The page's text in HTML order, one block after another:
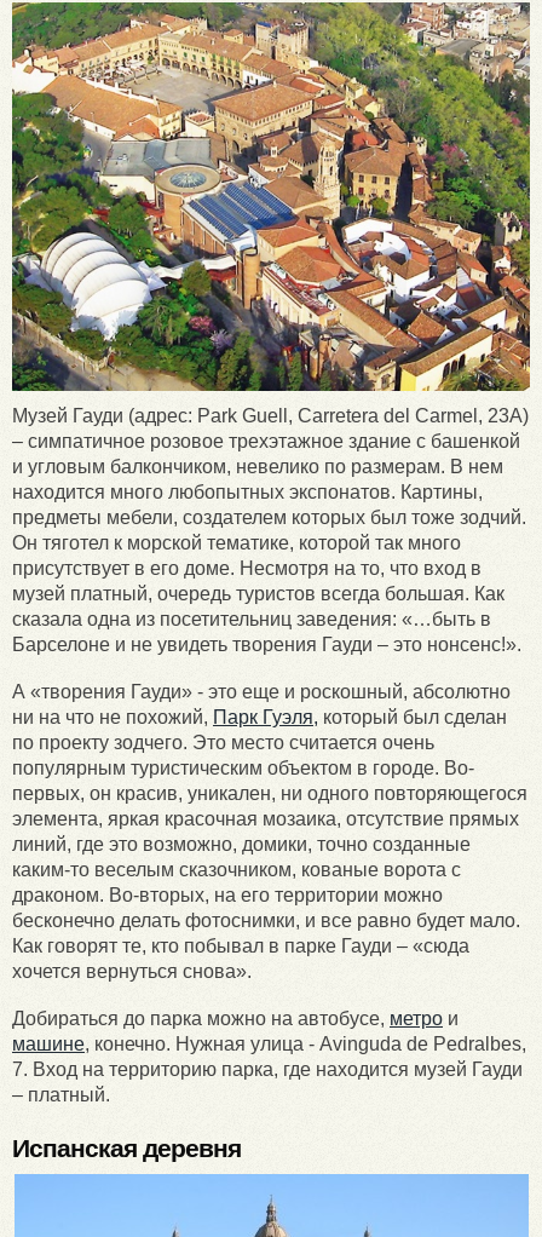
Музей Гауди (адрес: Park Guell, Carretera del Carmel, 23A)
– симпатичное розовое трехэтажное здание с башенкой
и угловым балкончиком, невелико по размерам. В нем
находится много любопытных экспонатов. Картины,
предметы мебели, создателем которых был тоже зодчий.
Он тяготел к морской тематике, которой так много
присутствует в его доме. Несмотря на то, что вход в
музей платный, очередь туристов всегда большая. Как
сказала одна из посетительниц заведения: «…быть в
Барселоне и не увидеть творения Гауди – это нонсенс!».
А «творения Гауди» - это еще и роскошный, абсолютно
ни на что не похожий, Парк Гуэля, который был сделан
по проекту зодчего. Это место считается очень
популярным туристическим объектом в городе. Во-
первых, он красив, уникален, ни одного повторяющегося
элемента, яркая красочная мозаика, отсутствие прямых
линий, где это возможно, домики, точно созданные
каким-то веселым сказочником, кованые ворота с
драконом. Во-вторых, на его территории можно
бесконечно делать фотоснимки, и все равно будет мало.
Как говорят те, кто побывал в парке Гауди – «сюда
хочется вернуться снова».
Добираться до парка можно на автобусе, метро и
машине, конечно. Нужная улица - Avinguda de Pedralbes,
7. Вход на территорию парка, где находится музей Гауди
– платный.
Испанская деревня